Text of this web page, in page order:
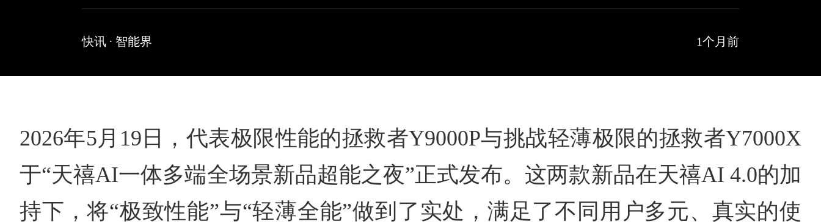
快讯 · 智能界 1个月前
2026年5月19日，代表极限性能的拯救者Y9000P与挑战轻薄极限的拯救者Y7000X
于“天禧AI一体多端全场景新品超能之夜”正式发布。这两款新品在天禧AI 4.0的加
持下，将“极致性能”与“轻薄全能”做到了实处，满足了不同用户多元、真实的使